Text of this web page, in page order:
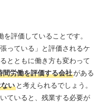
評価していることです。
っている」と評価されるケ
とともに働き方も変わって
間労働を評価する会社がある
いと考えられるでしょう。
ていると、残業する必要が